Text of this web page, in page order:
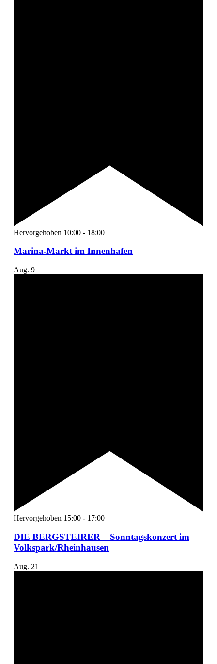
Hervorgehoben 10:00 - 18:00
Marina-Markt im Innenhafen
Aug. 9
Hervorgehoben 15:00 - 17:00
DIE BERGSTEIRER – Sonntagskonzert im
Volkspark/Rheinhausen
Aug. 21